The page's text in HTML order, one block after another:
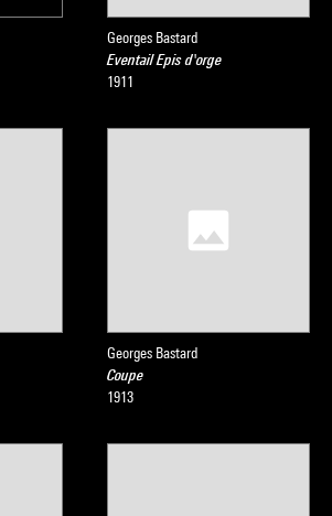
Georges Bastard
Eventail Epis d'orge
1911
Georges Bastard
Coupe
1913